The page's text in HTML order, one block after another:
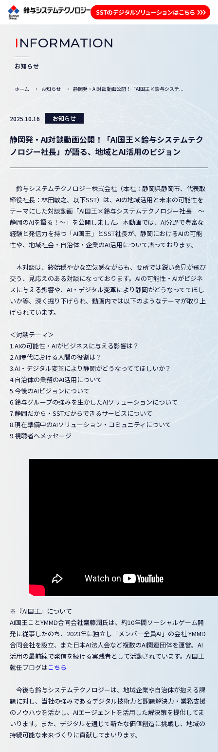
INFORMATION
お知らせ
ホーム お知らせ 静岡発・AI対談動画公開！「AI国王×鈴与システ...
2025.10.16 お知らせ
静岡発・AI対談動画公開！「AI国王×鈴与システムテク
ノロジー社長」が語る、地域とAI活用のビジョン
鈴与システムテクノロジー株式会社（本社：静岡県静岡市、代表取
締役社長：林田敏之、以下SST）は、AIの地域活用と未来の可能性を
テーマにした対談動画「AI国王×鈴与システムテクノロジー社長 ～
静岡のAIを語る！～」を公開しました。本動画では、AI分野で豊富な
経験と発信力を持つ「AI国王」とSST社長が、静岡におけるAIの可能
性や、地域社会・自治体・企業のAI活用について語っております。
本対談は、終始穏やかな空気感ながらも、要所では鋭い意見が飛び
交う、見応えのある対談になっております。AIの可能性・AIがビジネ
スに与える影響や、AI・デジタル変革により静岡がどうなっててほし
いか等、深く掘り下げられ、動画内では以下のようなテーマが取り上
げられています。
＜対談テーマ＞
1.AIの可能性・AIがビジネスに与える影響は？
2.AI時代における人間の役割は？
3.AI・デジタル変革により静岡がどうなっててほしいか？
4.自治体の業務のAI活用について
5.今後のAIビジョンについて
6.鈴与グループの強みを生かしたAIソリューションについて
7.静岡だから・SSTだからできるサービスについて
8.現在準備中のAIソリューション・コミュニティについて
9.視聴者へメッセージ
※『AI国王』について
AI国王ことYMMD合同会社齋藤潤氏は、約10年間ソーシャルゲーム開
発に従事したのち、2023年に独立し「メンバー全員AI」の会社 YMMD
合同会社を設立、また日本AI法人会など複数のAI関連団体を運営。AI
活用の最前線で発信を続ける実践者として活動されています。AI国王
就任ブログはこちら
今後も鈴与システムテクノロジーは、地域企業や自治体が抱える課
題に対し、当社の強みであるデジタル技術力と課題解決力・業務支援
のノウハウを活かし、AIエージェントを活用した解決策を提供してま
いります。また、デジタルを通じて新たな価値創造に挑戦し、地域の
持続可能な未来づくりに貢献してまいります。